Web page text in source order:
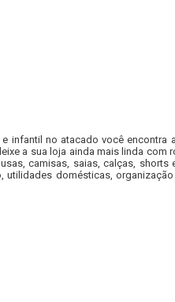
infantil no atacado você encontra
a sua loja ainda mais linda com
camisas, saias, calças,
domésticas,